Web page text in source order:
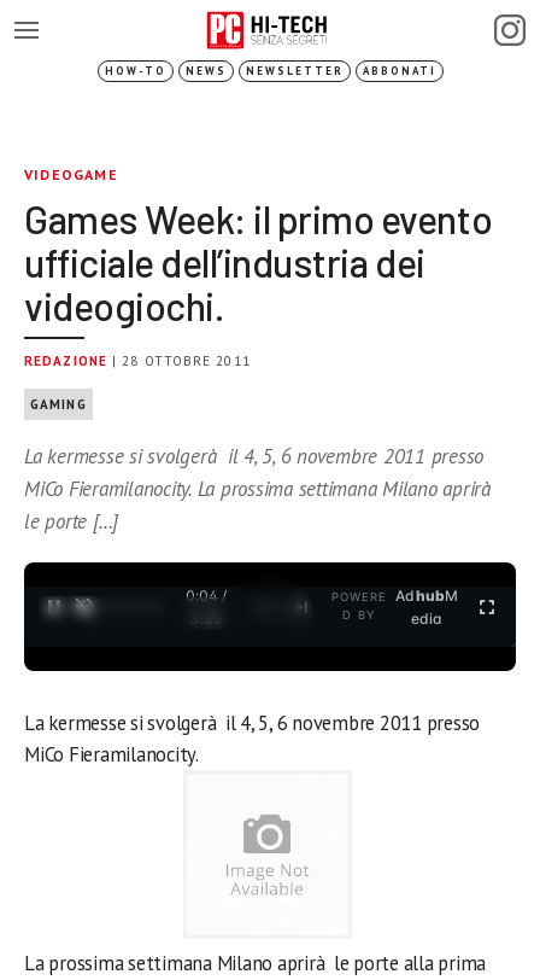
HOW-TO NEWS NEWSLETTER ABBONATI
VIDEOGAME
Games Week: il primo evento
ufficiale dell’industria dei
videogiochi.
REDAZIONE | 28 OTTOBRE 2011
GAMING
La kermesse si svolgerà il 4, 5, 6 novembre 2011 presso
MiCo Fieramilanocity. La prossima settimana Milano aprirà
le porte […]
0:04 /
3:35
POWERE
D BY
AdhubM
edia
La kermesse si svolgerà il 4, 5, 6 novembre 2011 presso
MiCo Fieramilanocity.
La prossima settimana Milano aprirà le porte alla prima